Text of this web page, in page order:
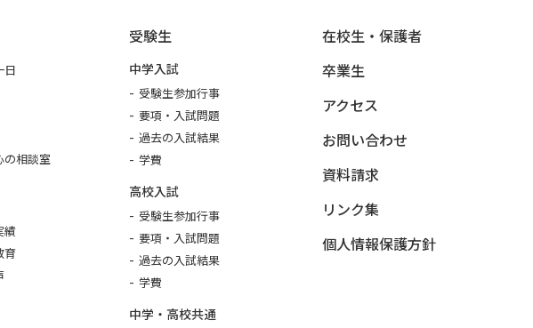
日
の相談室
績
育
受験生
中学入試
受験生参加行事
要項・入試問題
過去の入試結果
学費
高校入試
受験生参加行事
要項・入試問題
過去の入試結果
学費
中学・高校共通
在校生・保護者
卒業生
アクセス
お問い合わせ
資料請求
リンク集
個人情報保護方針